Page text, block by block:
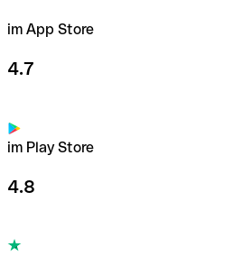
im App Store
4.7
im Play Store
4.8